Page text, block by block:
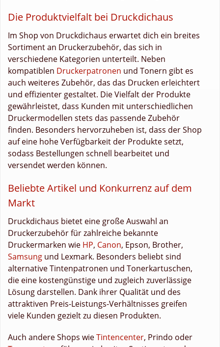
Die Produktvielfalt bei Druckdichaus
Im Shop von Druckdichaus erwartet dich ein breites
Sortiment an Druckerzubehör, das sich in
verschiedene Kategorien unterteilt. Neben
kompatiblen Druckerpatronen und Tonern gibt es
auch weiteres Zubehör, das das Drucken erleichtert
und effizienter gestaltet. Die Vielfalt der Produkte
gewährleistet, dass Kunden mit unterschiedlichen
Druckermodellen stets das passende Zubehör
finden. Besonders hervorzuheben ist, dass der Shop
auf eine hohe Verfügbarkeit der Produkte setzt,
sodass Bestellungen schnell bearbeitet und
versendet werden können.
Beliebte Artikel und Konkurrenz auf dem
Markt
Druckdichaus bietet eine große Auswahl an
Druckerzubehör für zahlreiche bekannte
Druckermarken wie HP, Canon, Epson, Brother,
Samsung und Lexmark. Besonders beliebt sind
alternative Tintenpatronen und Tonerkartuschen,
die eine kostengünstige und zugleich zuverlässige
Lösung darstellen. Dank ihrer Qualität und des
attraktiven Preis-Leistungs-Verhältnisses greifen
viele Kunden gezielt zu diesen Produkten.
Auch andere Shops wieTintencenter, Prindo oder